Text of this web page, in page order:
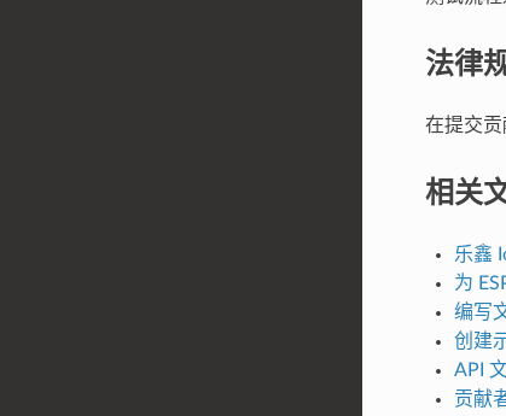
法律
在提交
相关
乐鑫
为
编写
创建
API
贡献